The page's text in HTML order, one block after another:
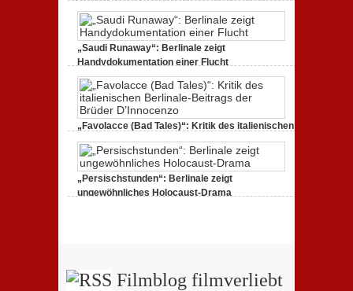
„Saudi Runaway“: Berlinale zeigt
Handydokumentation einer Flucht
„Favolacce (Bad Tales)“: Kritik des italienischen
Berlinale-Beitrags der Brüder D’Innocenzo
25. Februar 2020,2 Comments
„Persischstunden“: Berlinale zeigt
ungewöhnliches Holocaust-Drama
Filmblog filmverliebt